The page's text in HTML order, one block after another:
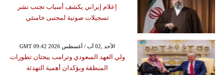
إعلام إيراني يكشف أسباب تجنب نشر
تسجيلات صوتية لمجتبى خامنئي
GMT 09:42 2026 الأحد ,02 آب / أغسطس
ولي العهد السعودي وترامب يبحثان تطورات
المنطقة ويؤكدان أهمية التهدئة